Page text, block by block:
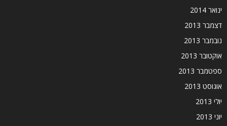
ינואר 2014
דצמבר 2013
נובמבר 2013
אוקטובר 2013
ספטמבר 2013
אוגוסט 2013
יולי 2013
יוני 2013